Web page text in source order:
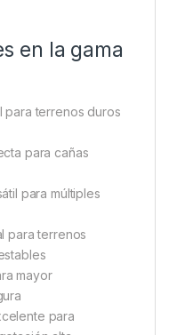
asegurar la
con tensión
fuerte, clava la
la dirección del
y evitarás
en la gama
para terrenos duros